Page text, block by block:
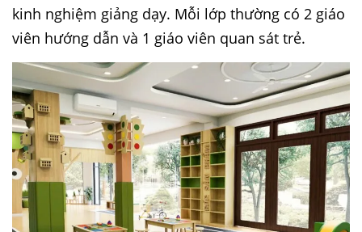
kinh nghiệm giảng dạy. Mỗi lớp thường có 2 giáo
viên hướng dẫn và 1 giáo viên quan sát trẻ.